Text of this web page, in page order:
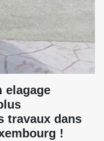
elagage
travaux dans
!